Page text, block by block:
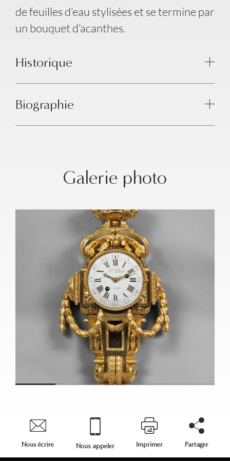
de feuilles d’eau stylisées et se termine par
un bouquet d’acanthes.
Historique
Biographie
Galerie photo
Nous écrire Nous appeler Imprimer Partager